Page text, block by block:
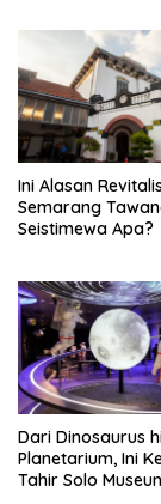
Ini Alasan
Semarang
Seistimewa Apa?
Dari Dinosaurus
Planetarium, Ini
Tahir Solo